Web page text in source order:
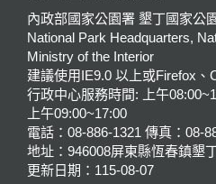
內政部國家公園署 墾丁國家公
National Park Headquarters,
Ministry of the Interior
建議使用IE9.0 以上或Firefox、
行政中心服務時間: 上午
上午09:00~17:00
電話：08-886-1321 傳真：08-
地址：946008屏東縣恆春鎮墾
更新日期： 115-08-07